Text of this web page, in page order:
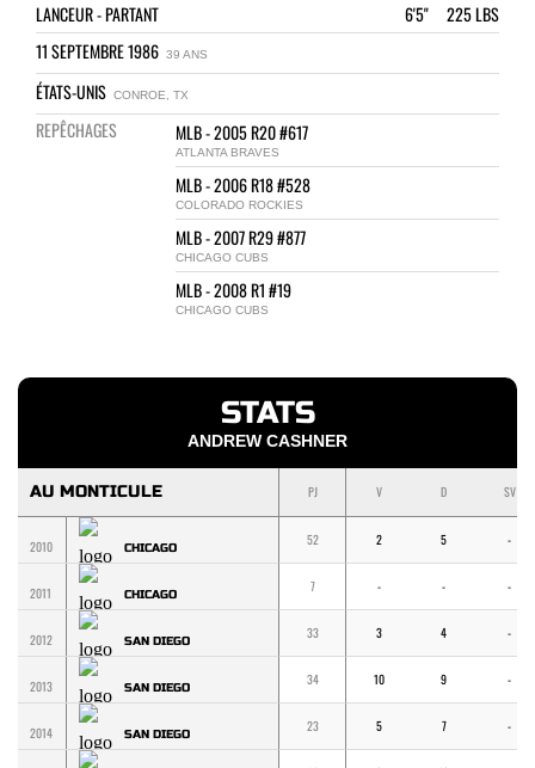
LANCEUR - PARTANT
6'5" 225 LBS
11 SEPTEMBRE 1986 39 ANS
ÉTATS-UNIS CONROE, TX
REPÊCHAGES MLB - 2005 R20 #617
ATLANTA BRAVES
MLB - 2006 R18 #528
COLORADO ROCKIES
MLB - 2007 R29 #877
CHICAGO CUBS
MLB - 2008 R1 #19
CHICAGO CUBS
STATS
ANDREW CASHNER
AU MONTICULE PJ V D SV
2010 CHICAGO 52 2 5 -
2011 CHICAGO 7 - - -
2012 SAN DIEGO 33 3 4 -
2013 SAN DIEGO 34 10 9 -
2014 SAN DIEGO 23 5 7 -